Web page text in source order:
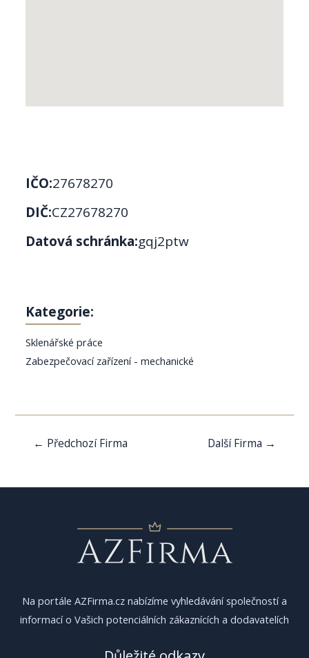
IČO:27678270
DIČ:CZ27678270
Datová schránka:gqj2ptw
Kategorie:
Sklenářské práce
Zabezpečovací zařízení - mechanické
Navigace
← Předchozí Firma Další Firma →
Na portále AZFirma.cz nabízíme vyhledávání společností a
informací o Vašich potenciálních zákaznících a dodavatelích